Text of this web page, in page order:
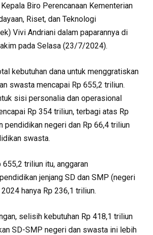
Biro Perencanaan Kementerian
Riset, dan Teknologi
Vivi Andriani dalam paparannya di
pada Selasa (23/7/2024).
kebutuhan dana untuk menggratiskan
swasta mencapai Rp 655,2 triliun.
sisi personalia dan operasional
Rp 354 triliun, terbagi atas Rp
pendidikan negeri dan Rp 66,4 triliun
swasta.
655,2 triliun itu, anggaran
jenjang SD dan SMP (negeri
hanya Rp 236,1 triliun.
selisih kebutuhan Rp 418,1 triliun
SD-SMP negeri dan swasta ini lebih